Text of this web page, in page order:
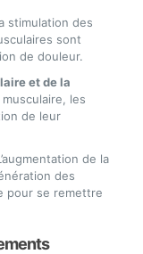
stimulation des
sont
de douleur.
et de la
les
de leur
de la
des
pour se remettre